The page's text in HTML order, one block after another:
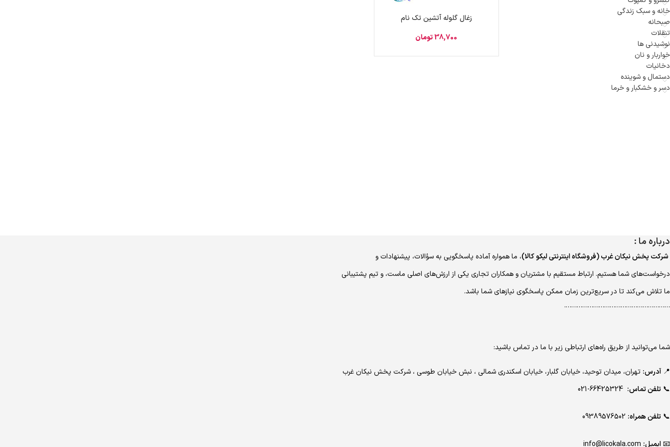
خانه و سبک زندگی
صبحانه
تنقلات
نوشیدنی ها
خواربار و نان
دخانیات
دستمال و شوینده
دسر و خشکبار و خرما
زغال گلوله آتشین تک نام
38,700تومان
درباره ما :
شرکت پخش نیکان غرب (فروشگاه اینترنتی لیکو کالا)، ما همواره آماده پاسخگویی به سؤالات، پیشنهادات و
درخواست‌های شما هستیم. ارتباط مستقیم با مشتریان و همکاران تجاری یکی از ارزش‌های اصلی ماست، و تیم پشتیبانی
ما تلاش می‌کند تا در سریع‌ترین زمان ممکن پاسخگوی نیازهای شما باشد.
………………………………………………….
شما می‌توانید از طریق راه‌های ارتباطی زیر با ما در تماس باشید:
📍 آدرس: تهران، میدان توحید، خیابان گلبار، خیابان اسکندری شمالی ، نبش خیابان طوسی ، شرکت پخش نیکان غرب
📞 تلفن تماس:
📞 تلفن همراه:
📧ایمیل: